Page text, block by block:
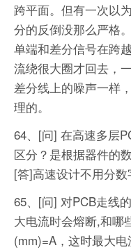
跨平面。但有一次以
分的反倒没那么严格
单端和差分信号在跨
流绕很大圈才回去，
差分线上的噪声一样
理的。
64、[问] 在高速多层
区分？是根据器件的
[答]高速设计不用分数
65、[问] 对PCB走线
大电流时会熔断,和哪
(mm)=A，这时最大